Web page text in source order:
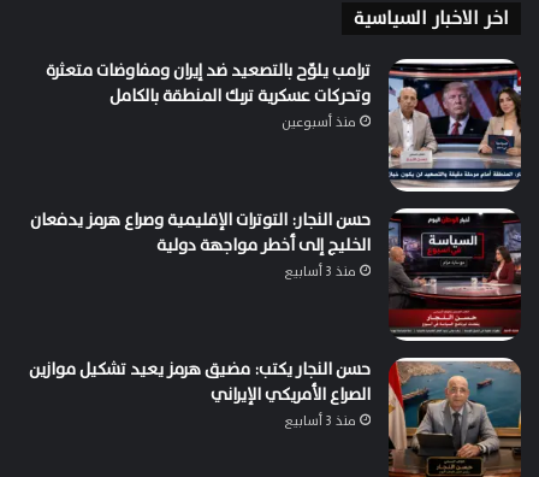
اخر الاخبار السياسية
ترامب يلوّح بالتصعيد ضد إيران ومفاوضات متعثرة
وتحركات عسكرية تربك المنطقة بالكامل
منذ أسبوعين
حسن النجار: التوترات الإقليمية وصراع هرمز يدفعان
الخليج إلى أخطر مواجهة دولية
منذ 3 أسابيع
حسن النجار يكتب: مضيق هرمز يعيد تشكيل موازين
الصراع الأمريكي الإيراني
منذ 3 أسابيع